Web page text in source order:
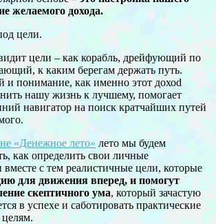
желаемого дохода.
цели.
цели – как корабль, дрейфующий по
к каким берегам держать путь.
и понимание, как именно этот дохоd
нашу жизнь к лучшему, помогает
навигатор на поиск кратчайших путей
«Денежное лето» лето мы будем
как определить свои личные
с тем реалистичные цели, которые
для движения вперед, и помогут
скептичного ума, который зачастую
в успехе и саботировать практические